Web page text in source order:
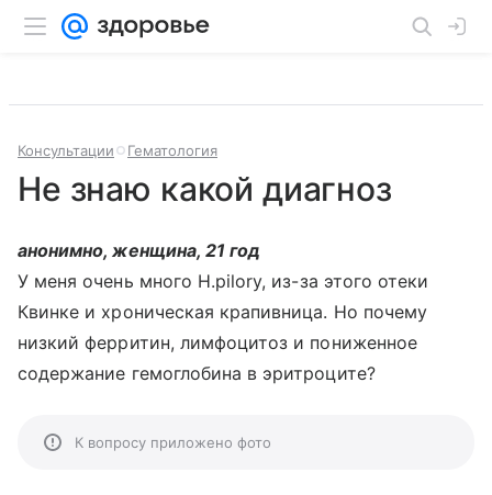
Консультации Гематология
Не знаю какой диагноз
анонимно, женщина, 21 год
У меня очень много H.pilory, из-за этого отеки
Квинке и хроническая крапивница. Но почему
низкий ферритин, лимфоцитоз и пониженное
содержание гемоглобина в эритроците?
К вопросу приложено фото